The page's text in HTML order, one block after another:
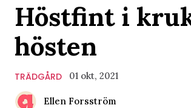
Höstfint i
hösten
TRÄDGÅRD 01 okt, 2021
Ellen Forsström